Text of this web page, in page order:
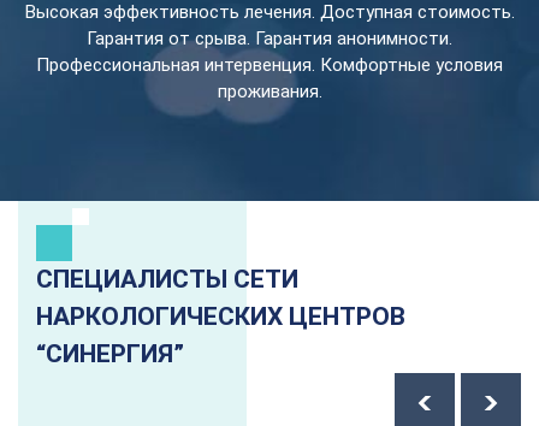
Высокая эффективность лечения. Доступная стоимость.
Гарантия от срыва. Гарантия анонимности.
Профессиональная интервенция. Комфортные условия
проживания.
СПЕЦИАЛИСТЫ СЕТИ
НАРКОЛОГИЧЕСКИХ ЦЕНТРОВ
“СИНЕРГИЯ”